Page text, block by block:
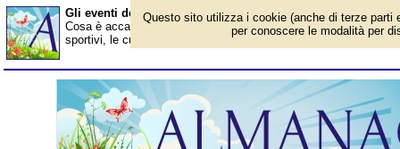
Gli eventi dell'anno 2010
Cosa è accaduto nel 2010? Ecco gli avvenimenti in Italia e
sportivi, le curiosità. Scopri i personaggi famosi. Per conoscere
Questo sito utilizza i cookie (anche di terze parti
per conoscere le modalità per